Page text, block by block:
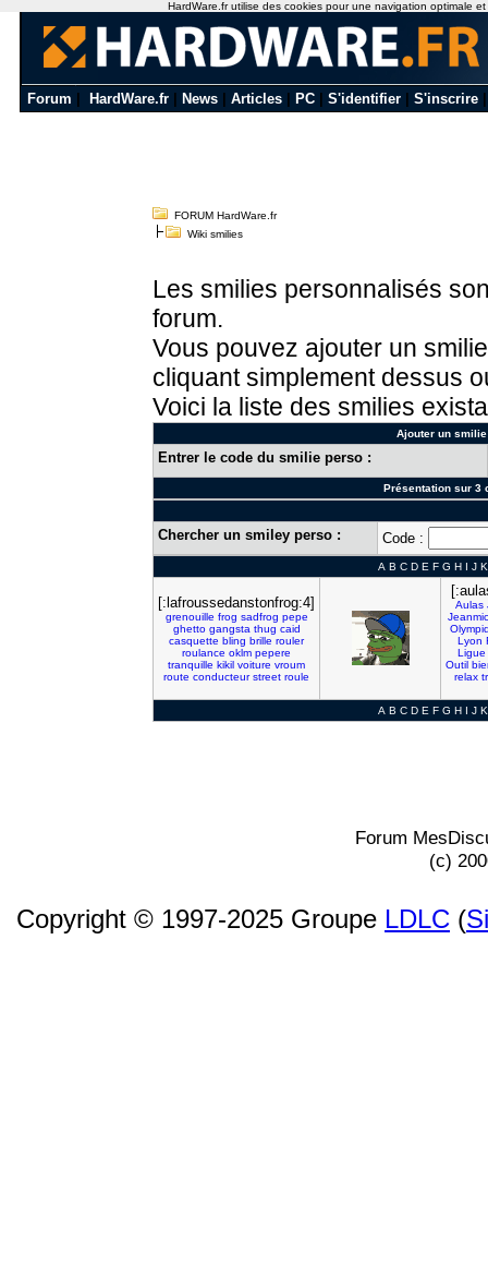
Forum HardWare.fr News Articles PC S'identifier S'inscrire
FORUM HardWare.fr
Wiki smilies
Les smilies personnalisés
forum.
Vous pouvez ajouter un
cliquant simplement dessus
Voici la liste des smilies
Ajouter un
Entrer le code du smilie perso :
Présentation sur 3
Chercher un smiley perso : Code :
A B C D E F G H I J K
[:lafroussedanstonfrog:4]
grenouille frog sadfrog pepe
ghetto gangsta thug caid
casquette bling brille rouler
roulance oklm pepere
tranquille kikil voiture vroum
route conducteur street roule
Aulas
Lyon
Ligue
Outil
relax
A B C D E F G H I J K
Forum
(c)
Copyright © 1997-2025 Groupe LDLC (
HardWare.fr utilise des cookies pour une navigation optimale